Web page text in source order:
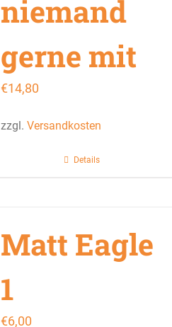
niemand
gerne mit
€14,80
zzgl. Versandkosten
Details
Matt Eagle
1
€6,00